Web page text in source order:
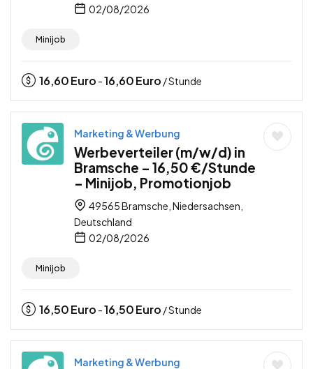
02/08/2026
Minijob
16,60Euro -16,60Euro / Stunde
Marketing & Werbung
Werbeverteiler (m/w/d) in
Bramsche – 16,50 €/Stunde
– Minijob, Promotionjob
49565 Bramsche, Niedersachsen,
Deutschland
02/08/2026
Minijob
16,50Euro -16,50Euro / Stunde
Marketing & Werbung